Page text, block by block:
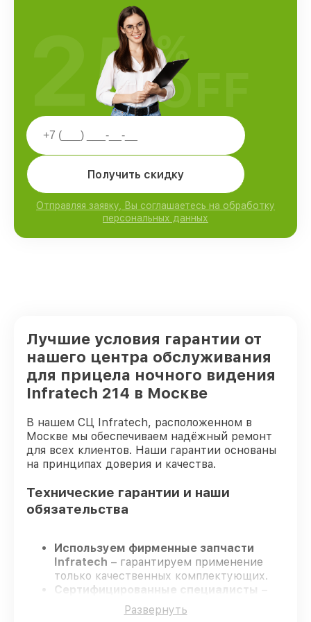
Получить скидку
Отправляя заявку, Вы соглашаетесь на обработку
персональных данных
25%
OFF
Лучшие условия гарантии от
нашего центра обслуживания
для прицела ночного видения
Infratech 214 в Москве
В нашем СЦ Infratech, расположенном в
Москве мы обеспечиваем надёжный ремонт
для всех клиентов. Наши гарантии основаны
на принципах доверия и качества.
Технические гарантии и наши
обязательства
Используем фирменные запчасти
Infratech – гарантируем применение
только качественных комплектующих.
Сертифицированные специалисты
проходят жёсткий контроль знаний и
навыков, что обеспечивает надёжную
Развернуть